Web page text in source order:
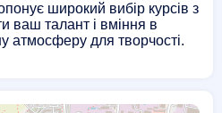
широкий вибір курсів з
ваш талант і вміння в
атмосферу для творчості.